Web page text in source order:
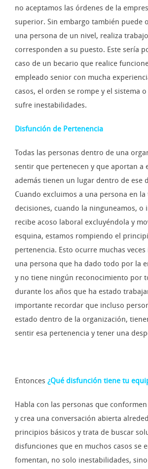
no aceptamos las órdenes de la
superior. Sin embargo también puede
una persona de un nivel, realiza
corresponden a su puesto. Este sería
caso de un becario que realice
empleado senior con mucha
casos, el orden se rompe y el sistema
sufre inestabilidades.
Disfunción de Pertenencia
Todas las personas dentro de una
sentir que pertenecen y que aportan a
además tienen un lugar dentro de ese
Cuando excluimos a una persona en la
decisiones, cuando la ninguneamos, o
recibe acoso laboral excluyéndola y
esquina, estamos rompiendo el
pertenencia. Esto ocurre muchas
una persona que ha dado todo por la
y no tiene ningún reconocimiento por
durante los años que ha estado
importante recordar que incluso
estado dentro de la organización,
sentir esa pertenencia y tener una
Entonces ¿Qué disfunción tiene tu
Habla con las personas que
y crea una conversación abierta
principios básicos y trata de buscar
disfunciones que en muchos casos se
fomentan, no solo inestabilidades,